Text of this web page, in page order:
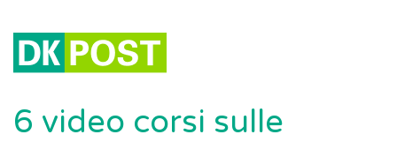
6 video corsi sulle